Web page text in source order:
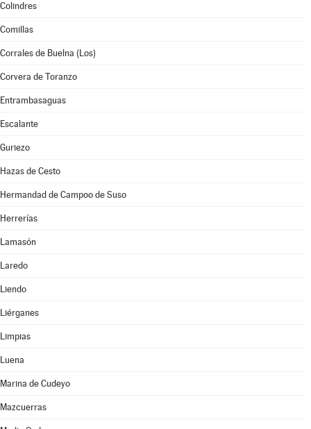
Colindres
Comillas
Corrales de Buelna (Los)
Corvera de Toranzo
Entrambasaguas
Escalante
Guriezo
Hazas de Cesto
Hermandad de Campoo de Suso
Herrerías
Lamasón
Laredo
Liendo
Liérganes
Limpias
Luena
Marina de Cudeyo
Mazcuerras